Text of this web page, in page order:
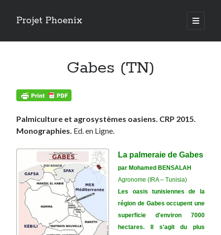
Projet Phoenix
open
primary
Sidebar
RISQUE DE CHUTES DE PALMIERS
Risques phytosanitaires et logiques d’acteurs
RENDEZ VOUS AUX JARDINS 2024
LUTTE PAR INJECTION (ARECAP 2023)
STERILE INSECT TECHNIQUE (SALVADEGLET 2023)
BIOCONTROLE (SAUVONS NOS PALMIERS 2023)
CHAMPIGNONS ENTOMOPATHOGENES
ETAT DE LA LUTTE 2022
Gabes (TN)
Palmiculture et agrosystèmes oasiens. CRP 2015.
Monographies. Ed. en Ligne.
La palmeraie de Gabes
par Mohamed BENSALAH
Agronome (IRA – Tunisia)
Les oasis tunisiennes de la
région de Gabes occupent une
superficie d'environ 7000
hectares. Il s'agit du plus